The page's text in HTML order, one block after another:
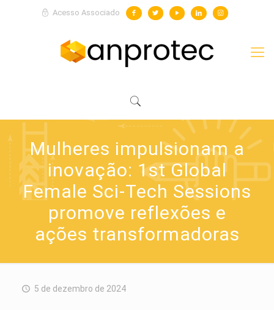
Acesso Associado
Mulheres impulsionam a
inovação: 1st Global
Female Sci-Tech Sessions
promove reflexões e
ações transformadoras
5 de dezembro de 2024